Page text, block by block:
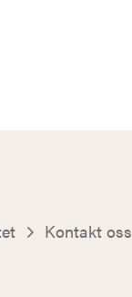
Kontakt oss